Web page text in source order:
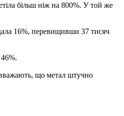
більш ніж на 800%. У той же
16%, перевищивши 37 тисяч
вважають, що метал штучно